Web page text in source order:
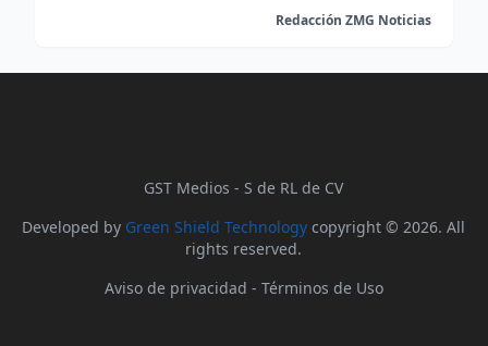
Redacción ZMG Noticias
GST Medios - S de RL de CV
Developed by Green Shield Technology copyright © 2026. All
rights reserved.
Aviso de privacidad - Términos de Uso